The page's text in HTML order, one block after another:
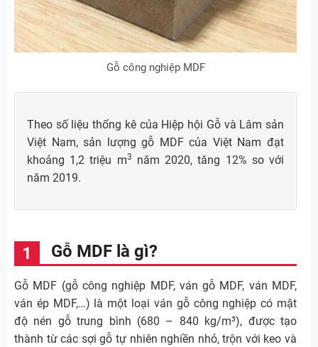
Gỗ công nghiệp MDF
Theo số liệu thống kê của Hiệp hội Gỗ và Lâm sản
Việt Nam, sản lượng gỗ MDF của Việt Nam đạt
khoảng 1,2 triệu m3
năm 2020, tăng 12% so với
năm 2019.
Gỗ MDF là gì?
Gỗ MDF (gỗ công nghiệp MDF, ván gỗ MDF, ván MDF,
ván ép MDF,…) là một loại ván gỗ công nghiệp có mật
độ nén gỗ trung bình (680 – 840 kg/m³), được tạo
thành từ các sợi gỗ tự nhiên nghiền nhỏ, trộn với keo và